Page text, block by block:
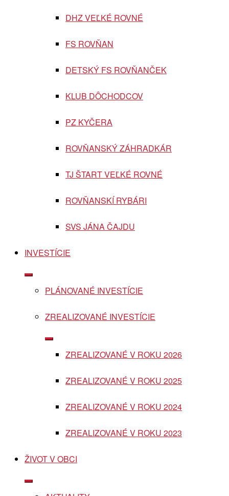
DHZ VEĽKÉ ROVNÉ
FS ROVŇAN
DETSKÝ FS ROVŇANČEK
KLUB DÔCHODCOV
PZ KYČERA
ROVŇANSKÝ ZÁHRADKÁR
TJ ŠTART VEĽKÉ ROVNÉ
ROVŇANSKÍ RYBÁRI
SVS JÁNA ČAJDU
INVESTÍCIE
Show
menu
PLÁNOVANÉ INVESTÍCIE
ZREALIZOVANÉ INVESTÍCIE
Show
menu ZREALIZOVANÉ V ROKU 2026
ZREALIZOVANÉ V ROKU 2025
ZREALIZOVANÉ V ROKU 2024
ZREALIZOVANÉ V ROKU 2023
ŽIVOT V OBCI
Show